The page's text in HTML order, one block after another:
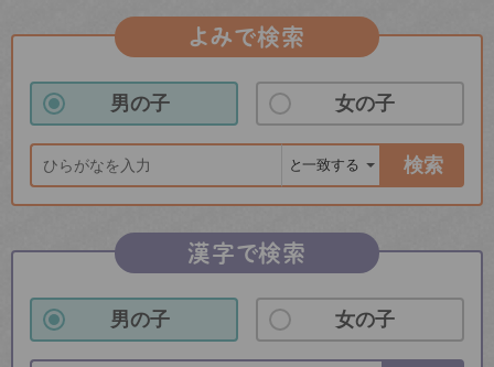
よみで検索
男の子 女の子
検索
漢字で検索
男の子 女の子